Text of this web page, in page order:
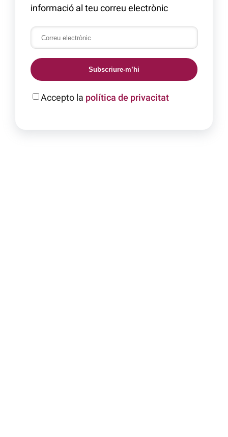
informació al teu correu electrònic
Subscriure-m’hi
Accepto la política de privacitat